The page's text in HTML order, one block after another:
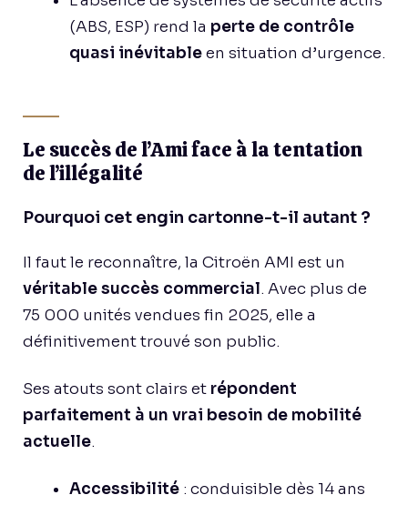
(ABS, ESP) rend la perte de contrôle
quasi inévitableen situation d’urgence.
Le succès de l’Ami face à la tentation
de l’illégalité
Pourquoi cet engin cartonne-t-il autant ?
Il faut le reconnaître, la Citroën AMI est un
véritable succès commercial. Avec plus de
75 000 unités vendues fin 2025, elle a
définitivement trouvé son public.
Ses atouts sont clairs et répondent
parfaitement à un vrai besoin de mobilité
actuelle.
Accessibilité : conduisible dès 14 ans